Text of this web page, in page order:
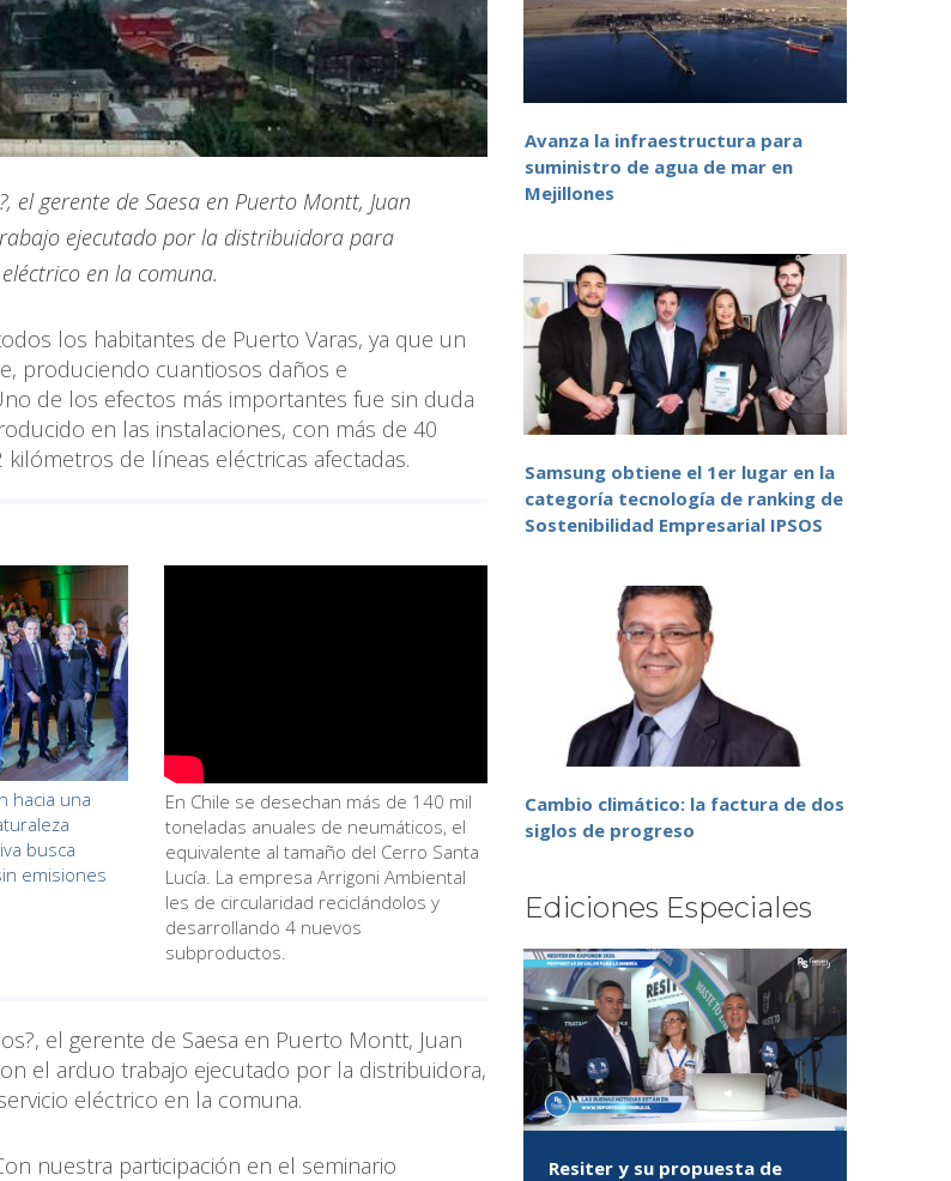
el gerente de Saesa en Puerto Montt, Juan
ejecutado por la distribuidora para
en la comuna.
los habitantes de Puerto Varas, ya que un
produciendo cuantiosos daños e
de los efectos más importantes fue sin duda
en las instalaciones, con más de 40
de líneas eléctricas afectadas.
hacia una
busca
emisiones
En Chile se desechan más de 140 mil
toneladas anuales de neumáticos, el
equivalente al tamaño del Cerro Santa
Lucía. La empresa Arrigoni Ambiental
les de circularidad reciclándolos y
desarrollando 4 nuevos
subproductos.
el gerente de Saesa en Puerto Montt, Juan
el arduo trabajo ejecutado por la distribuidora,
eléctrico en la comuna.
nuestra participación en el seminario
Avanza la infraestructura para
suministro de agua de mar en
Mejillones
Samsung obtiene el 1er lugar en la
categoría tecnología de ranking de
Sostenibilidad Empresarial IPSOS
Cambio climático: la factura de dos
siglos de progreso
Ediciones Especiales
Resiter y su propuesta de